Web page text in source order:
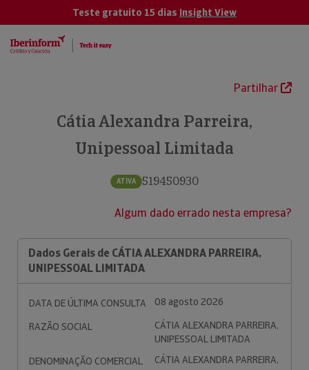
Teste gratuito 15 dias Insight View
Partilhar
Cátia Alexandra Parreira,
Unipessoal Limitada
ATIVA 519450930
Algum dado errado nesta empresa?
Dados Gerais de CÁTIA ALEXANDRA PARREIRA,
UNIPESSOAL LIMITADA
DATA DE ÚLTIMA CONSULTA
08 agosto 2026
RAZÃO SOCIAL
CÁTIA ALEXANDRA PARREIRA,
UNIPESSOAL LIMITADA
DENOMINAÇÃO COMERCIAL
CÁTIA ALEXANDRA PARREIRA,